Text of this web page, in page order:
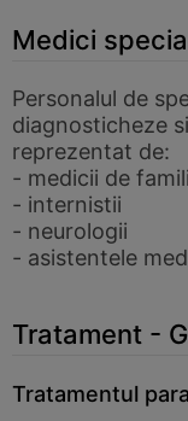
Medici
Personalul de
diagnosticheze
reprezentat de:
- medicii de
- internistii
- neurologii
- asistentele
Tratament -
Tratamentul